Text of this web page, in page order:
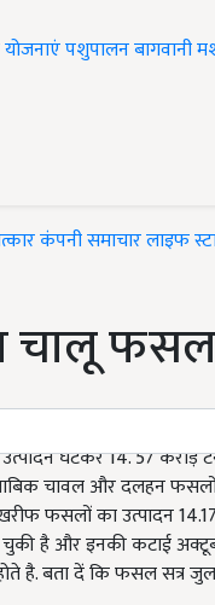
पशुपालनबागवानी
कंपनी समाचारलाइफ
चालू
घटकर 14. 57 करोड़
चावल और दलहन
फसलों का उत्पादन
चुकी है और इनकी कटाई
है. बता दें कि फसल सत्र